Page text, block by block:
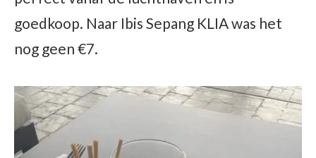
goedkoop. Naar Ibis Sepang KLIA was het
nog geen €7.